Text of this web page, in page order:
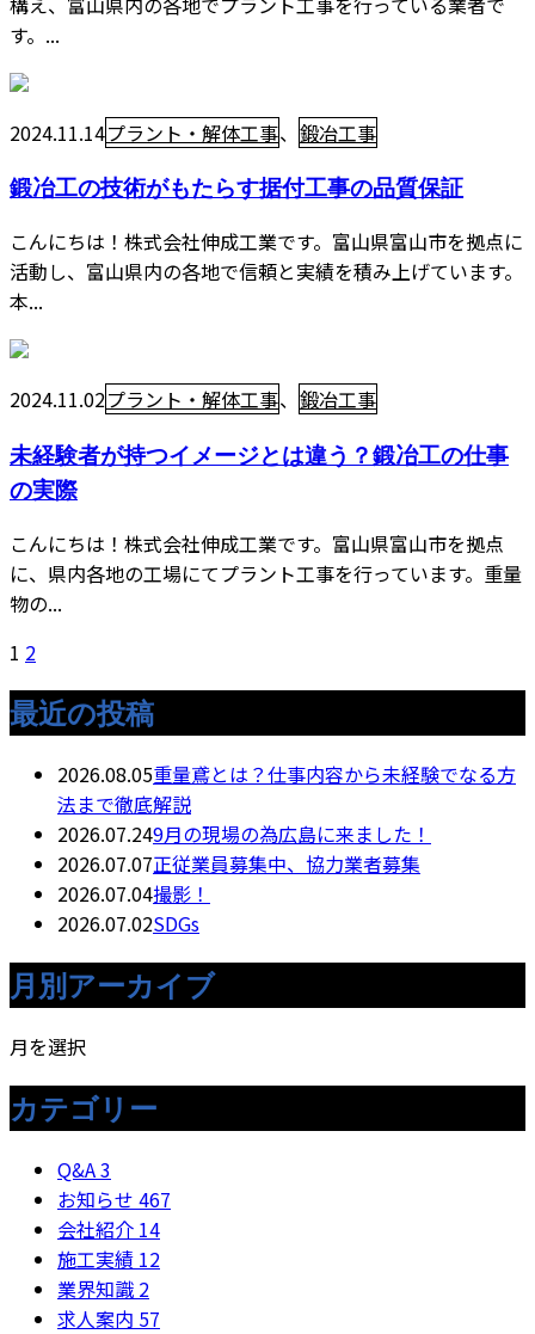
す。...
2024.11.14プラント・解体工事、 鍛冶工事
鍛冶工の技術がもたらす据付工事の品質保証
こんにちは！株式会社伸成工業です。富山県富山市を拠点に
活動し、富山県内の各地で信頼と実績を積み上げています。
本...
2024.11.02プラント・解体工事、 鍛冶工事
未経験者が持つイメージとは違う？鍛冶工の仕事
の実際
こんにちは！株式会社伸成工業です。富山県富山市を拠点
に、県内各地の工場にてプラント工事を行っています。重量
物の...
1 2
最近の投稿
2026.08.05重量鳶とは？仕事内容から未経験でなる方
法まで徹底解説
2026.07.249月の現場の為広島に来ました！
2026.07.07正従業員募集中、協力業者募集
2026.07.04撮影！
2026.07.02SDGs
月別アーカイブ
月を選択
カテゴリー
Q&A3
お知らせ 467
会社紹介 14
施工実績 12
業界知識 2
求人案内 57